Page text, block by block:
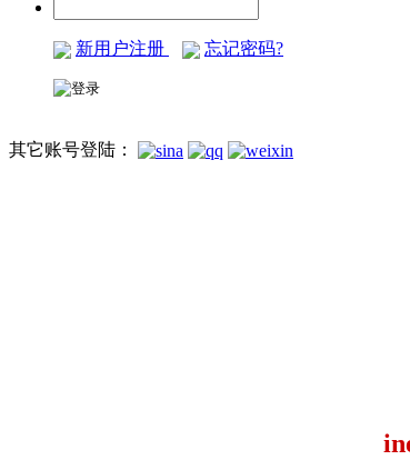
新用户注册 忘记密码?
其它账号登陆：